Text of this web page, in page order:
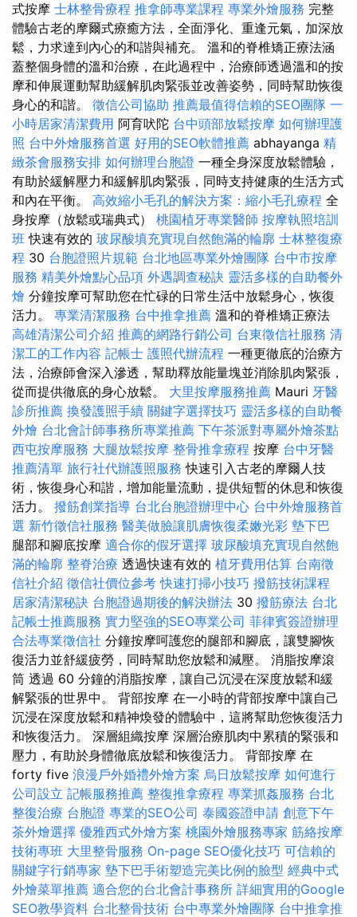
式按摩 士林整骨療程 推拿師專業課程 專業外燴服務 完整
體驗古老的摩爾式療癒方法，全面淨化、重逢元氣，加深放
鬆，力求達到內心的和諧與補充。 溫和的脊椎矯正療法涵
蓋整個身體的溫和治療，在此過程中，治療師透過溫和的按
摩和伸展運動幫助緩解肌肉緊張並改善姿勢，同時幫助恢復
身心的和諧。 徵信公司協助 推薦最值得信賴的SEO團隊 一
小時居家清潔費用 阿育吠陀 台中頭部放鬆按摩 如何辦理護
照 台中外燴服務首選 好用的SEO軟體推薦 abhayanga 精
緻茶會服務安排 如何辦理台胞證 一種全身深度放鬆體驗，
有助於緩解壓力和緩解肌肉緊張，同時支持健康的生活方式
和內在平衡。 高效縮小毛孔的解決方案：縮小毛孔療程 全
身按摩（放鬆或瑞典式） 桃園植牙專業醫師 按摩執照培訓
班快速有效的 玻尿酸填充實現自然飽滿的輪廓 士林整復療
程 30 台胞證照片規範 台北地區專業外燴團隊 台中市按摩
服務 精美外燴點心品項 外遇調查秘訣 靈活多樣的自助餐外
燴 分鐘按摩可幫助您在忙碌的日常生活中放鬆身心，恢復
活力。 專業清潔服務 台中推拿推薦 溫和的脊椎矯正療法
高雄清潔公司介紹 推薦的網路行銷公司 台東徵信社服務 清
潔工的工作內容 記帳士 護照代辦流程 一種更徹底的治療方
法，治療師會深入滲透，幫助釋放能量塊並消除肌肉緊張，
從而提供徹底的身心放鬆。 大里按摩服務推薦 Mauri 牙醫
診所推薦 換發護照手續 關鍵字選擇技巧 靈活多樣的自助餐
外燴 台北會計師事務所專業推薦 下午茶派對專屬外燴茶點
西屯按摩服務 大腿放鬆按摩 整骨推拿療程 按摩 台中牙醫
推薦清單 旅行社代辦護照服務 快速引入古老的摩爾人技
術，恢復身心和諧，增加能量流動，提供短暫的休息和恢復
活力。 撥筋創業指導 台北台胞證辦理中心 台中外燴服務首
選 新竹徵信社服務 醫美做臉讓肌膚恢復柔嫩光彩 墊下巴
腿部和腳底按摩 適合你的假牙選擇 玻尿酸填充實現自然飽
滿的輪廓 整脊治療 透過快速有效的 植牙費用估算 台南徵
信社介紹 徵信社價位參考 快速打掃小技巧 撥筋技術課程
居家清潔秘訣 台胞證過期後的解決辦法 30 撥筋療法 台北
記帳士推薦服務 實力堅強的SEO專業公司 菲律賓簽證辦理
合法專業徵信社 分鐘按摩呵護您的腿部和腳底，讓雙腳恢
復活力並舒緩疲勞，同時幫助您放鬆和減壓。 消脂按摩滾
筒 透過 60 分鐘的消脂按摩，讓自己沉浸在深度放鬆和緩
解緊張的世界中。 背部按摩 在一小時的背部按摩中讓自己
沉浸在深度放鬆和精神煥發的體驗中，這將幫助您恢復活力
和恢復活力。 深層組織按摩 深層治療肌肉中累積的緊張和
壓力，有助於身體徹底放鬆和恢復活力。 背部按摩 在
forty five 浪漫戶外婚禮外燴方案 烏日放鬆按摩 如何進行
公司設立 記帳服務推薦 整復推拿療程 專業抓姦服務 台北
整復治療 台胞證 專業的SEO公司 泰國簽證申請 創意下午
茶外燴選擇 優雅西式外燴方案 桃園外燴服務專家 筋絡按摩
技術專班 大里整骨服務 On-page SEO優化技巧 可信賴的
關鍵字行銷專家 墊下巴手術塑造完美比例的臉型 經典中式
外燴菜單推薦 適合您的台北會計事務所 詳細實用的Google
SEO教學資料 台北整骨技術 台中專業外燴團隊 台中推拿推